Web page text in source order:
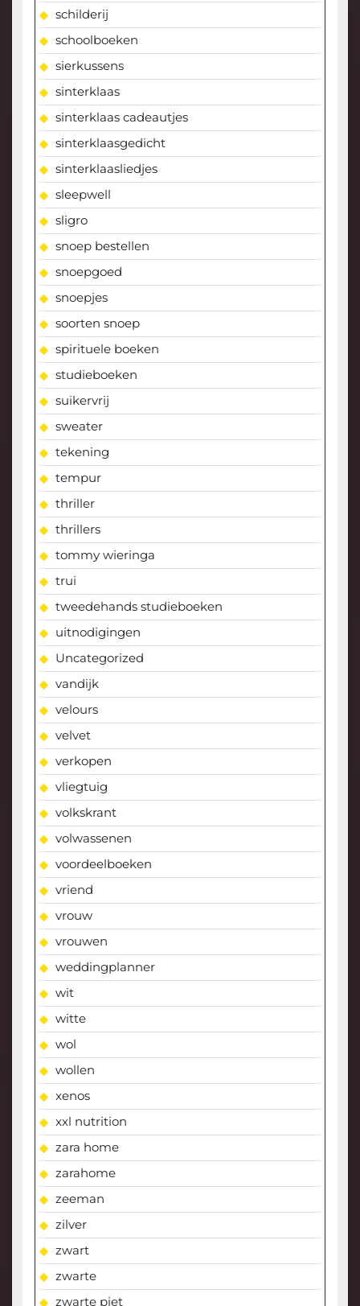
schilderij
schoolboeken
sierkussens
sinterklaas
sinterklaas cadeautjes
sinterklaasgedicht
sinterklaasliedjes
sleepwell
sligro
snoep bestellen
snoepgoed
snoepjes
soorten snoep
spirituele boeken
studieboeken
suikervrij
sweater
tekening
tempur
thriller
thrillers
tommy wieringa
trui
tweedehands studieboeken
uitnodigingen
Uncategorized
vandijk
velours
velvet
verkopen
vliegtuig
volkskrant
volwassenen
voordeelboeken
vriend
vrouw
vrouwen
weddingplanner
wit
witte
wol
wollen
xenos
xxl nutrition
zara home
zarahome
zeeman
zilver
zwart
zwarte
zwarte piet